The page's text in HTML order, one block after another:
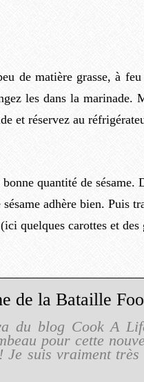
de matière grasse, à
les dans la marinade.
et réservez au
quantité de sésame.
adhère bien. Puis
quelques carottes et des
de la Bataille
du blog Cook A
pour cette
suis vraiment très